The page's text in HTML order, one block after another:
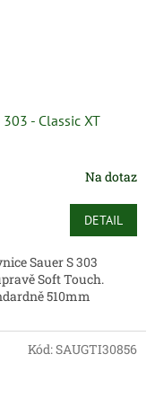
- Classic XT
Na dotaz
DETAIL
Sauer S 303
Soft Touch.
510mm
Kód:SAUGTI30856